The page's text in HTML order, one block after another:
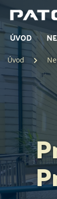
ÚVOD
Úvod